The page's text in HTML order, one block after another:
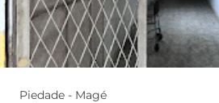
Piedade - Magé